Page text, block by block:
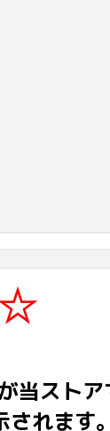
☆
当スト
れます